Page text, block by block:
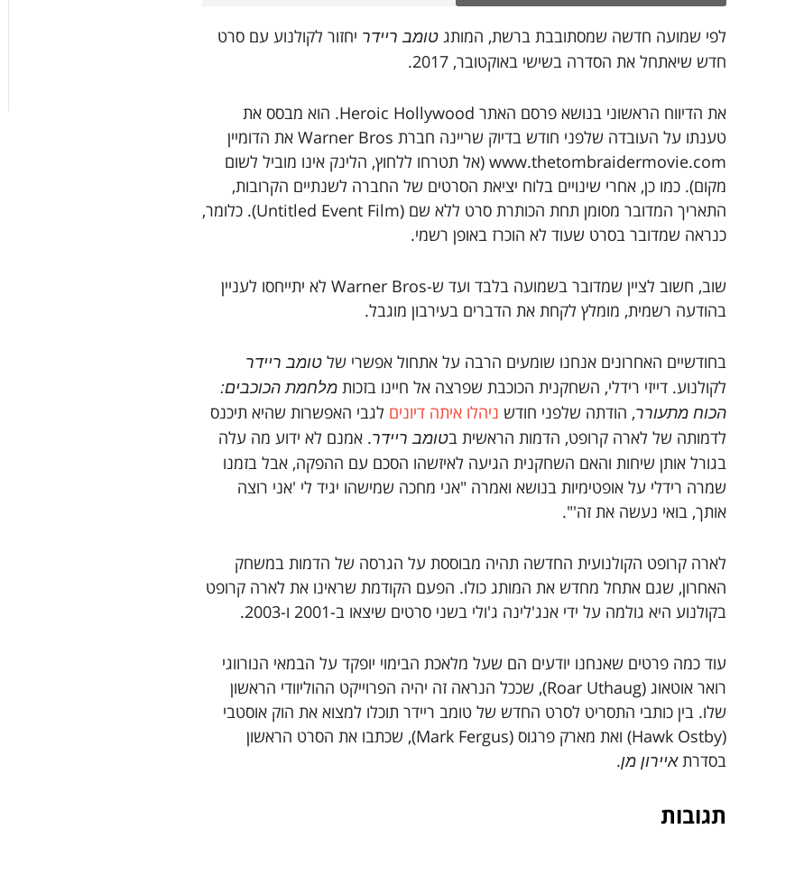
לפי שמועה חדשה שמסתובבת ברשת, המותגטומב ריידר יחזור לקולנוע עם סרט
חדש שיאתחל את הסדרה בשישי באוקטובר, 2017.
את הדיווח הראשוני בנושא פרסם האתר Heroic Hollywood. הוא מבסס את
טענתו על העובדה שלפני חודש בדיוק שריינה חברת Warner Bros את הדומיין
www.thetombraidermovie.com (אל תטרחו ללחוץ, הלינק אינו מוביל לשום
מקום). כמו כן, אחרי שינויים בלוח יציאת הסרטים של החברה לשנתיים הקרובות,
התאריך המדובר מסומן תחת הכותרת סרט ללא שם (Untitled Event Film). כלומר,
כנראה שמדובר בסרט שעוד לא הוכרז באופן רשמי.
שוב, חשוב לציין שמדובר בשמועה בלבד ועד ש-Warner Bros לא יתייחסו לעניין
בהודעה רשמית, מומלץ לקחת את הדברים בעירבון מוגבל.
בחודשיים האחרונים אנחנו שומעים הרבה על אתחול אפשרי שלטומב ריידר
לקולנוע. דייזי רידלי, השחקנית הכוכבת שפרצה אל חיינו בזכותמלחמת הכוכבים:
הכוח מתעורר, הודתה שלפני חודש ניהלו איתה דיונים לגבי האפשרות שהיא תיכנס
לדמותה של לארה קרופט, הדמות הראשית בטומב ריידר. אמנם לא ידוע מה עלה
בגורל אותן שיחות והאם השחקנית הגיעה לאיזשהו הסכם עם ההפקה, אבל בזמנו
שמרה רידלי על אופטימיות בנושא ואמרה "אני מחכה שמישהו יגיד לי 'אני רוצה
אותך, בואי נעשה את זה'".
לארה קרופט הקולנועית החדשה תהיה מבוססת על הגרסה של הדמות במשחק
האחרון, שגם אתחל מחדש את המותג כולו. הפעם הקודמת שראינו את לארה קרופט
בקולנוע היא גולמה על ידי אנג'לינה ג'ולי בשני סרטים שיצאו ב-2001 ו-2003.
עוד כמה פרטים שאנחנו יודעים הם שעל מלאכת הבימוי יופקד על הבמאי הנורווגי
רואר אוטאוג (Roar Uthaug), שככל הנראה זה יהיה הפרוייקט ההוליוודי הראשון
שלו. בין כותבי התסריט לסרט החדש של טומב ריידר תוכלו למצוא את הוק אוסטבי
(Hawk Ostby) ואת מארק פרגוס (Mark Fergus), שכתבו את הסרט הראשון
בסדרתאיירון מן.
תגובות